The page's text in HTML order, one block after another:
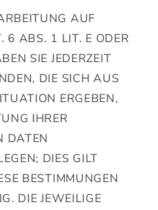
AUF
6 ABS. 1 LIT. E ODER
SIE JEDERZEIT
DIE SICH AUS
ERGEBEN,
IHRER
DATEN
DIES GILT
BESTIMMUNGEN
DIE JEWEILIGE